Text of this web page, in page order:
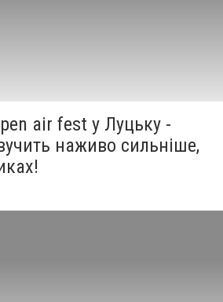
air fest у Луцьку -
наживо сильніше,